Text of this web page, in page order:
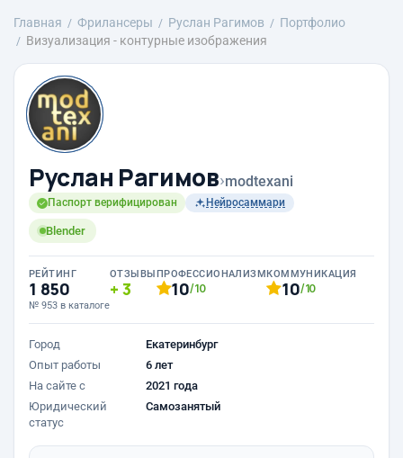
Главная Фрилансеры Руслан Рагимов
Портфолио
Визуализация - контурные изображения
Руслан Рагимов›modtexani
Паспорт верифицирован Нейросаммари
Blender
РЕЙТИНГ
1 850
№ 953 в каталоге
ОТЗЫВЫ
3
ПРОФЕССИОНАЛИЗМ
10/10
КОММУНИКАЦИЯ
10/10
Город
Екатеринбург
Опыт работы
6 лет
На сайте с
2021 года
Юридический
статус
Самозанятый